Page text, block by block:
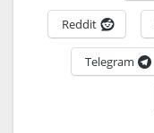
Reddit
Telegram